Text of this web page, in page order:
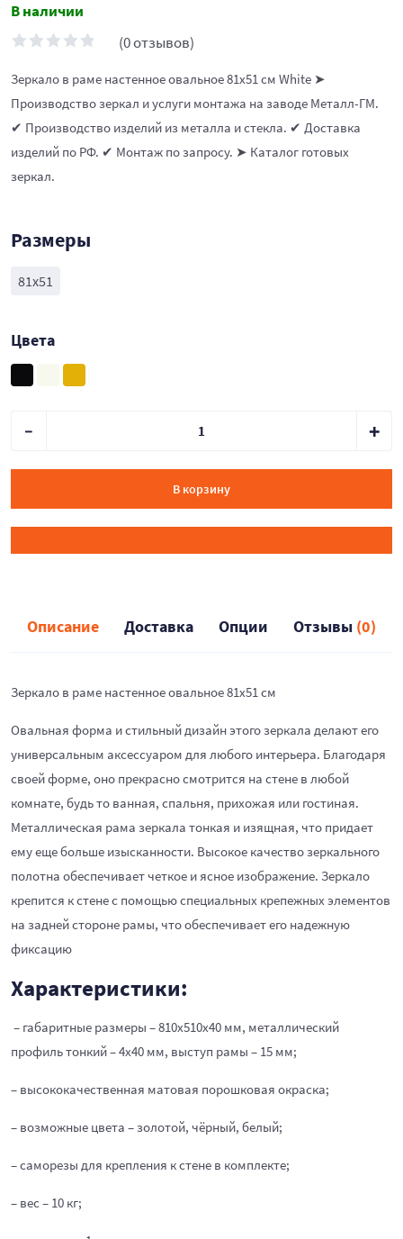
В наличии
(0 отзывов)
Зеркало в раме настенное овальное 81х51 см White ➤
Производство зеркал и услуги монтажа на заводе Металл-ГМ.
✔ Производство изделий из металла и стекла. ✔ Доставка
изделий по РФ. ✔ Монтаж по запросу. ➤ Каталог готовых
зеркал.
Размеры
81х51
Цвета
В корзину
Описание Доставка Опции Отзывы (0)
Зеркало в раме настенное овальное 81х51 см
Овальная форма и стильный дизайн этого зеркала делают его
универсальным аксессуаром для любого интерьера. Благодаря
своей форме, оно прекрасно смотрится на стене в любой
комнате, будь то ванная, спальня, прихожая или гостиная.
Металлическая рама зеркала тонкая и изящная, что придает
ему еще больше изысканности. Высокое качество зеркального
полотна обеспечивает четкое и ясное изображение. Зеркало
крепится к стене с помощью специальных крепежных элементов
на задней стороне рамы, что обеспечивает его надежную
фиксацию
Характеристики:
– габаритные размеры – 810х510х40 мм, металлический
профиль тонкий – 4х40 мм, выступ рамы – 15 мм;
– высококачественная матовая порошковая окраска;
– возможные цвета – золотой, чёрный, белый;
– саморезы для крепления к стене в комплекте;
– вес – 10 кг;